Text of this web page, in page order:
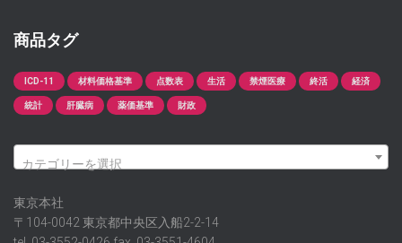
商品タグ
ICD-11 材料価格基準 点数表 生活 禁煙医療 終活 経済
統計 肝臓病 薬価基準 財政
カテゴリーを選択
東京本社
〒104-0042 東京都中央区入船2-2-14